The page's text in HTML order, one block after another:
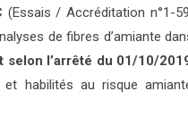
(Essais / Accréditation n°1-
de fibres d’amiante
selon l’arrêté du 01/10/
habilités au risque